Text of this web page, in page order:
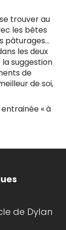
trouver au
les bêtes
pâturages…
les deux
suggestion
de
de soi,
entrainée « à
de Dylan